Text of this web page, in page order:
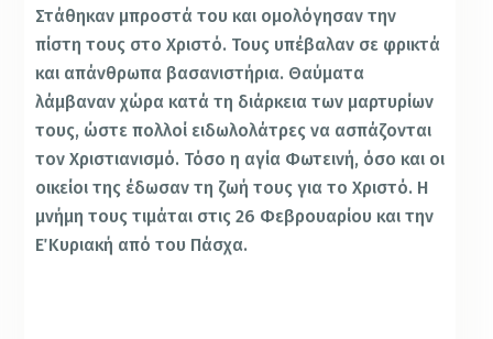
Στάθηκαν μπροστά του και ομολόγησαν την
πίστη τους στο Χριστό. Τους υπέβαλαν σε φρικτά
και απάνθρωπα βασανιστήρια. Θαύματα
λάμβαναν χώρα κατά τη διάρκεια των μαρτυρίων
τους, ώστε πολλοί ειδωλολάτρες να ασπάζονται
τον Χριστιανισμό. Τόσο η αγία Φωτεινή, όσο και οι
οικείοι της έδωσαν τη ζωή τους για το Χριστό. Η
μνήμη τους τιμάται στις 26 Φεβρουαρίου και την
Ε΄ Κυριακή από του Πάσχα.